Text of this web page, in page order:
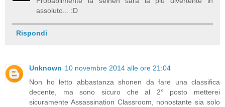
assoluto... :D
Rispondi
Unknown 10 novembre 2014 alle ore 21:04
Non ho letto abbastanza shonen da fare una classifica
decente, ma sono sicuro che al 2° posto metterei
sicuramente Assassination Classroom, nonostante sia solo